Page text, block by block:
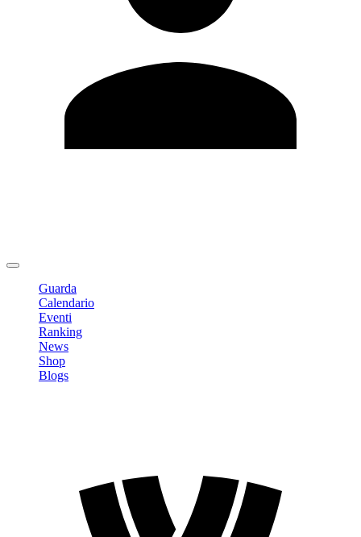
Guarda
Calendario
Eventi
Ranking
News
Shop
Blogs